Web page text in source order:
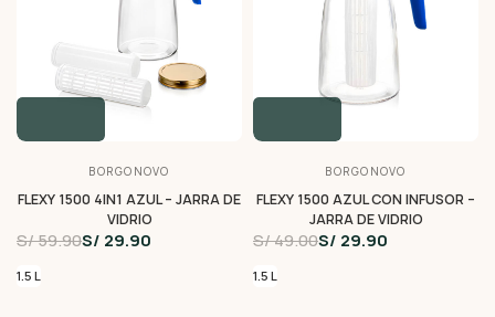
BORGONOVO
FLEXY 1500 4IN1 AZUL – JARRA DE
VIDRIO
S/ 59.90S/ 29.90
1.5 L
BORGONOVO
FLEXY 1500 AZUL CON INFUSOR –
JARRA DE VIDRIO
S/ 49.00S/ 29.90
1.5 L